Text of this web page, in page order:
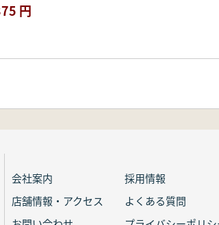
円
会社案内
採用情報
店舗情報・アクセス
よくある質問